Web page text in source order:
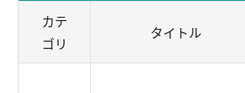
カテ
ゴリ
タイトル